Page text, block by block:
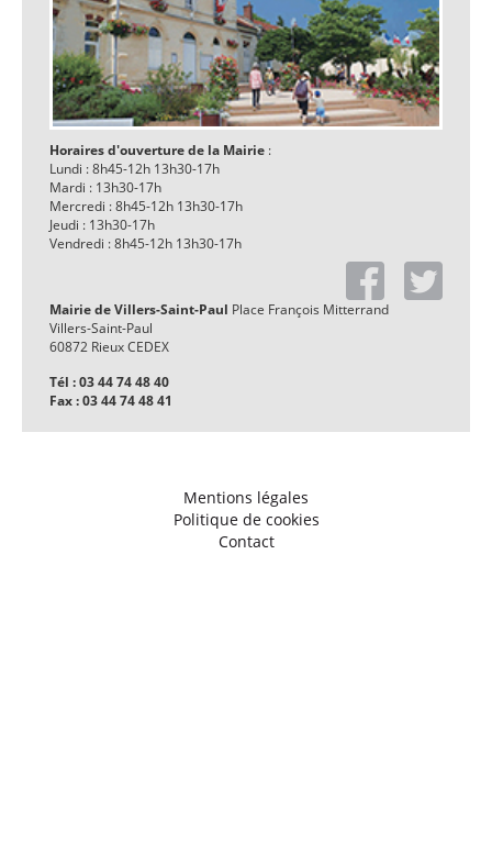
Horaires d'ouverture de la Mairie :
Lundi : 8h45-12h 13h30-17h
Mardi : 13h30-17h
Mercredi : 8h45-12h 13h30-17h
Jeudi : 13h30-17h
Vendredi : 8h45-12h 13h30-17h
Mairie de Villers-Saint-Paul Place François Mitterrand
Villers-Saint-Paul
60872 Rieux CEDEX
Tél : 03 44 74 48 40
Fax : 03 44 74 48 41
Mentions légales
Politique de cookies
Contact